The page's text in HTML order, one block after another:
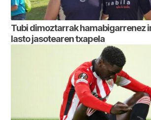
Tubi dimoztarrak hamabigarrenez
lasto jasotearen txapela